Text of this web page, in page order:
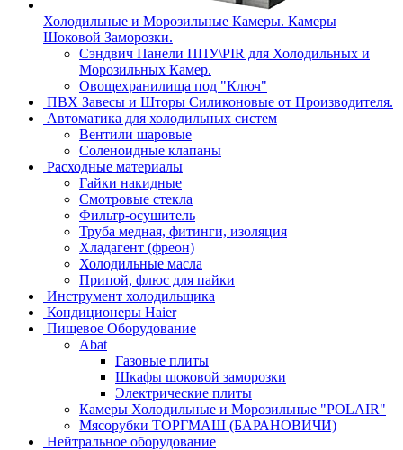
Холодильные и Морозильные Камеры. Камеры
Шоковой Заморозки.
Сэндвич Панели ППУ\PIR для Холодильных и
Морозильных Камер.
Овощехранилища под "Ключ"
ПВХ Завесы и Шторы Силиконовые от Производителя.
Автоматика для холодильных систем
Вентили шаровые
Соленоидные клапаны
Расходные материалы
Гайки накидные
Смотровые стекла
Фильтр-осушитель
Труба медная, фитинги, изоляция
Хладагент (фреон)
Холодильные масла
Припой, флюс для пайки
Инструмент холодильщика
Кондиционеры Haier
Пищевое Оборудование
Abat
Газовые плиты
Шкафы шоковой заморозки
Электрические плиты
Камеры Холодильные и Морозильные "POLAIR"
Мясорубки ТОРГМАШ (БАРАНОВИЧИ)
Нейтральное оборудование